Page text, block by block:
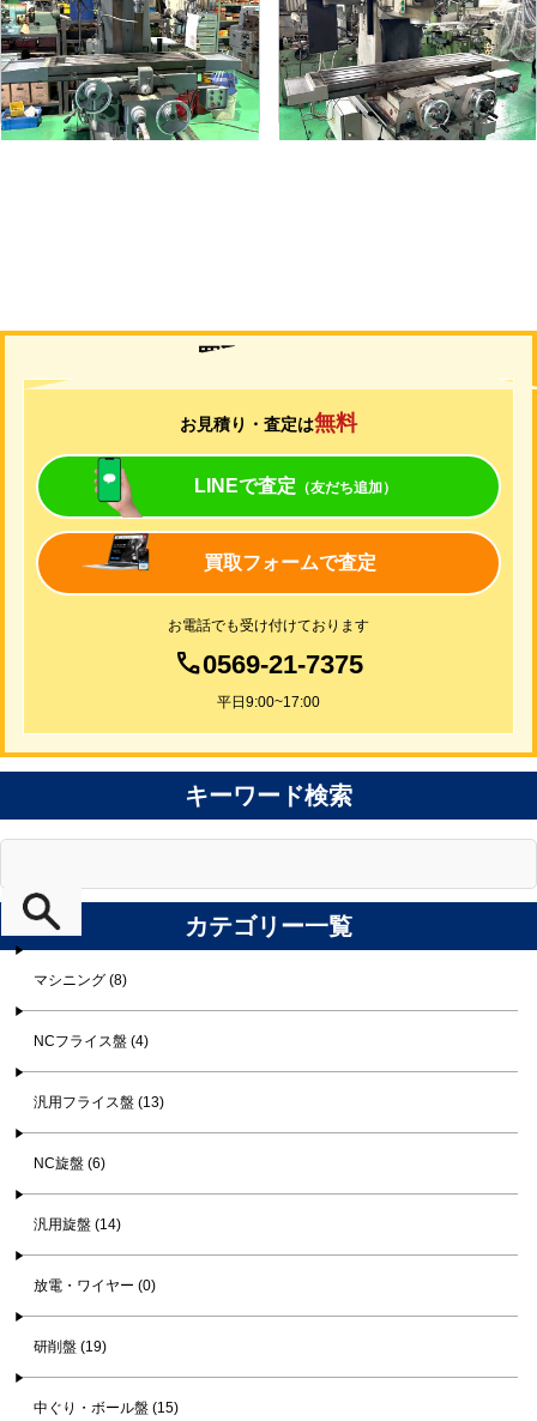
メーカー 静岡
形 式VHR-A
年 式1989
メーカー 山崎技研
形 式YZ-75
年 式1992
買取について
お見積り・査定は無料
LINEで査定 （友だち追加）
買取フォームで査定
お電話でも受け付けております
0569-21-7375
平日9:00~17:00
キーワード検索
カテゴリー一覧
マシニング (8)
NCフライス盤 (4)
汎用フライス盤 (13)
NC旋盤 (6)
汎用旋盤 (14)
放電・ワイヤー (0)
研削盤 (19)
中ぐり・ボール盤 (15)